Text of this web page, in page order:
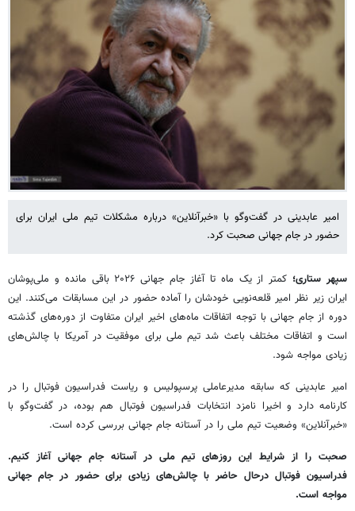
امیر عابدینی در گفت‌وگو با «خبرآنلاین» درباره مشکلات تیم ملی ایران برای
حضور در جام جهانی صحبت کرد.
سپهر ستاری؛
کمتر از یک ماه تا آغاز جام جهانی ۲۰۲۶ باقی مانده و ملی‌پوشان
ایران زیر نظر امیر قلعه‌نویی خودشان را آماده حضور در این مسابقات می‌کنند. این
دوره از جام جهانی با توجه اتفاقات ماه‌های اخیر ایران متفاوت از دوره‌های گذشته
است و اتفاقات مختلف باعث شد تیم ملی برای موفقیت در آمریکا با چالش‌های
زیادی مواجه شود.
امیر عابدینی که سابقه مدیرعاملی پرسپولیس و ریاست فدراسیون فوتبال را در
کارنامه دارد و اخیرا نامزد انتخابات فدراسیون فوتبال هم بوده، در گفت‌وگو با
«خبرآنلاین» وضعیت تیم ملی را در آستانه جام جهانی بررسی کرده است.
صحبت را از شرایط این روزهای تیم ملی در آستانه جام جهانی آغاز کنیم.
فدراسیون فوتبال درحال حاضر با چالش‌های زیادی برای حضور در جام جهانی
مواجه است.